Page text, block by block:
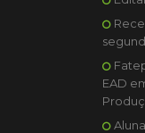
EAD